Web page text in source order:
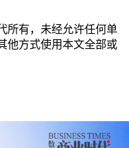
所有，未经允许任何单
他方式使用本文全部或